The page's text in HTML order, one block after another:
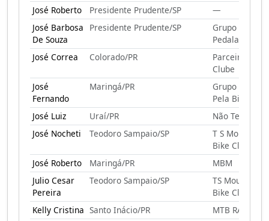
José Roberto Presidente Prudente/SP
—
José Barbosa
De Souza
Presidente Prudente/SP
Grupo
Pedalada
José Correa
Colorado/PR
Parceiros Bike
Clube
José
Fernando
Maringá/PR
Grupo Unidos
Pela Bike
José Luiz
Uraí/PR
Não Tem
José Nocheti
Teodoro Sampaio/SP
T S Montain
Bike Clube
José Roberto
Maringá/PR
MBM
Julio Cesar
Pereira
Teodoro Sampaio/SP
TS Mountain
Bike Club
Kelly Cristina Santo Inácio/PR
MTB RAIZES